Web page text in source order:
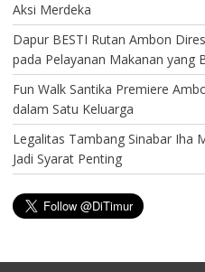
Aksi Merdeka
Dapur BESTI Rutan Ambon
pada Pelayanan Makanan yang
Fun Walk Santika Premiere
dalam Satu Keluarga
Legalitas Tambang Sinabar Iha
Jadi Syarat Penting